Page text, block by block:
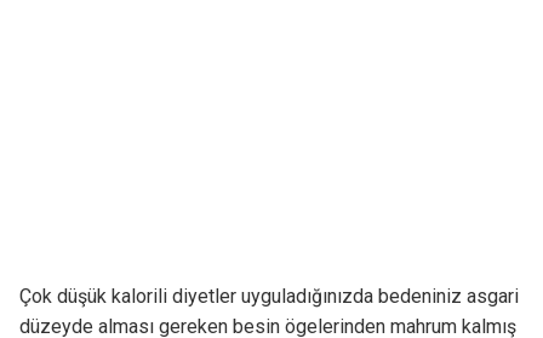
Çok düşük kalorili diyetler uyguladığınızda bedeniniz asgari
düzeyde alması gereken besin ögelerinden mahrum kalmış